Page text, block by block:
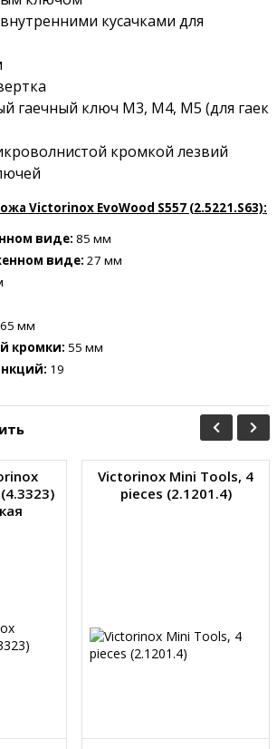
кусачками для
гаечный ключ M3, M4, M5 (для гаек
кромкой лезвий
Victorinox EvoWood S557 (2.5221.S63):
виде: 85 мм
виде: 27 мм
65 мм
кромки: 55 мм
19
Victorinox Mini Tools, 4
pieces (2.1201.4)